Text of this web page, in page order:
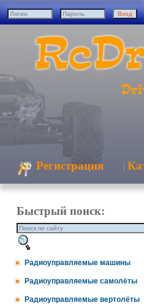
Регистрация |
Быстрый поиск:
Радиоуправляемые машины
Радиоуправляемые самолёты
Радиоуправляемые вертолёты